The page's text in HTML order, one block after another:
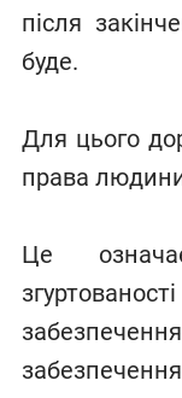
після
буде.
Для цього
права
Це